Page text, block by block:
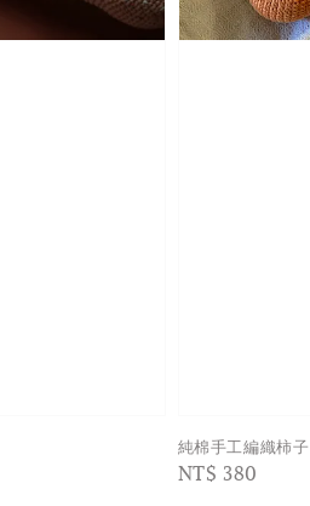
純棉手工編織柿子
Regular
NT$ 380